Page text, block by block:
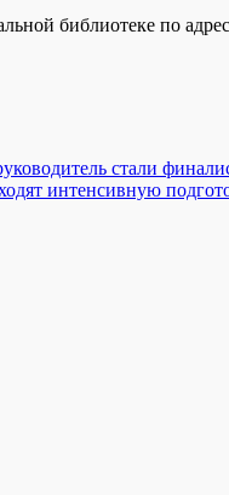
библиотеке по
стали
интенсивную